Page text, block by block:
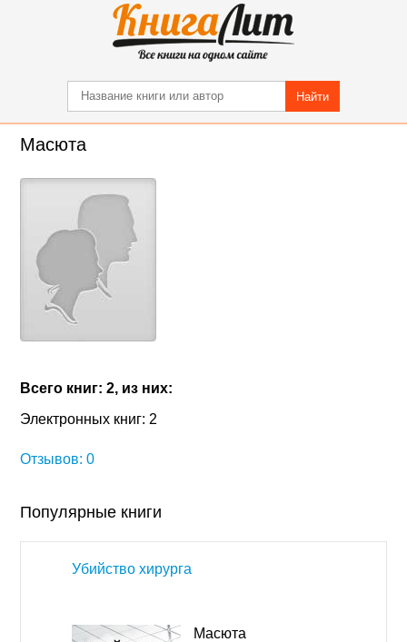
Найти
Масюта
Всего книг: 2, из них:
Электронных книг: 2
Отзывов: 0
Популярные книги
Убийство хирурга
Масюта